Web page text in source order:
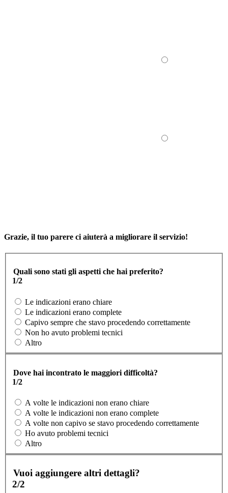
Grazie, il tuo parere ci aiuterà a migliorare il servizio!
Quali sono stati gli aspetti che hai preferito?
1/2
Le indicazioni erano chiare
Le indicazioni erano complete
Capivo sempre che stavo procedendo correttamente
Non ho avuto problemi tecnici
Altro
Dove hai incontrato le maggiori difficoltà?
1/2
A volte le indicazioni non erano chiare
A volte le indicazioni non erano complete
A volte non capivo se stavo procedendo correttamente
Ho avuto problemi tecnici
Altro
Vuoi aggiungere altri dettagli?
2/2